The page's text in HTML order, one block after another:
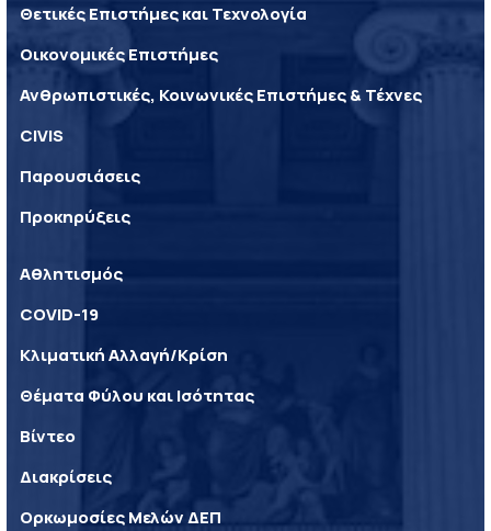
Θετικές Επιστήμες και Τεχνολογία
Οικονομικές Επιστήμες
Ανθρωπιστικές, Κοινωνικές Επιστήμες & Τέχνες
CIVIS
Παρουσιάσεις
Προκηρύξεις
Αθλητισμός
COVID-19
Κλιματική Αλλαγή/Κρίση
Θέματα Φύλου και Ισότητας
Βίντεο
Διακρίσεις
Ορκωμοσίες Μελών ΔΕΠ